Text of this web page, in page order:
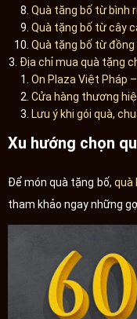
Quà tăng bố từ bình
Quà tặng bố từ cây
Quà tặng bố từ đồng
Địa chỉ mua quà tặng
On Plaza Việt Pháp
Cửa hàng thương
Lưu ý khi gói quà,
Xu hướng chọn
Để món quà tặng bố, quà
tham khảo ngay những